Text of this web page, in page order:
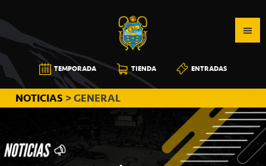
a
la
navegación
principal
al
contenido
principal
a
la
barra
lateral
principal
CB
CANARIAS
TEMPORADA TIENDA ENTRADAS
NOTICIAS > GENERAL